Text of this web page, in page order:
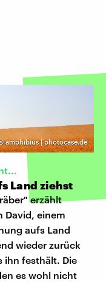
amphibius | photocase.de
Land ziehst
erzählt
David, einem
aufs Land
wieder zurück
ihn festhält. Die
es wohl nicht